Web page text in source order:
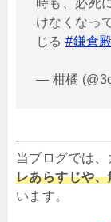
時も、必死
けなくなっ
じる#鎌倉
— 柑橘
当ブログでは
レあらすじや
います。